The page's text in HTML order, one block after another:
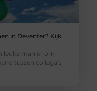
in Deventer? Kijk
leuke manier om
tussen collega’s